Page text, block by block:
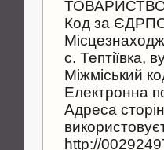
Код за
с. Тептіївка,
Міжміський
Електронна
Адреса
http://